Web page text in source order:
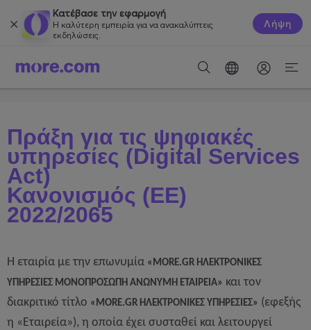
Κατέβασε την εφαρμογή
Η καλύτερη εμπειρία για να ανακαλύπτεις
εκδηλώσεις.
Λήψη
Πράξη για τις ψηφιακές
υπηρεσίες (Digital Services
Act)
Κανονισμός (ΕΕ)
2022/2065
Η εταιρία με την επωνυμία «MORE.GR ΗΛΕΚΤΡΟΝΙΚΕΣ
ΥΠΗΡΕΣΙΕΣ ΜΟΝΟΠΡΟΣΩΠΗ ΑΝΩΝΥΜΗ ΕΤΑΙΡΕΙΑ» και τον
διακριτικό τίτλο «MORE.GR ΗΛΕΚΤΡΟΝΙΚΕΣ ΥΠΗΡΕΣΙΕΣ» (εφεξής
η «Εταιρεία»), η οποία έχει συσταθεί και λειτουργεί